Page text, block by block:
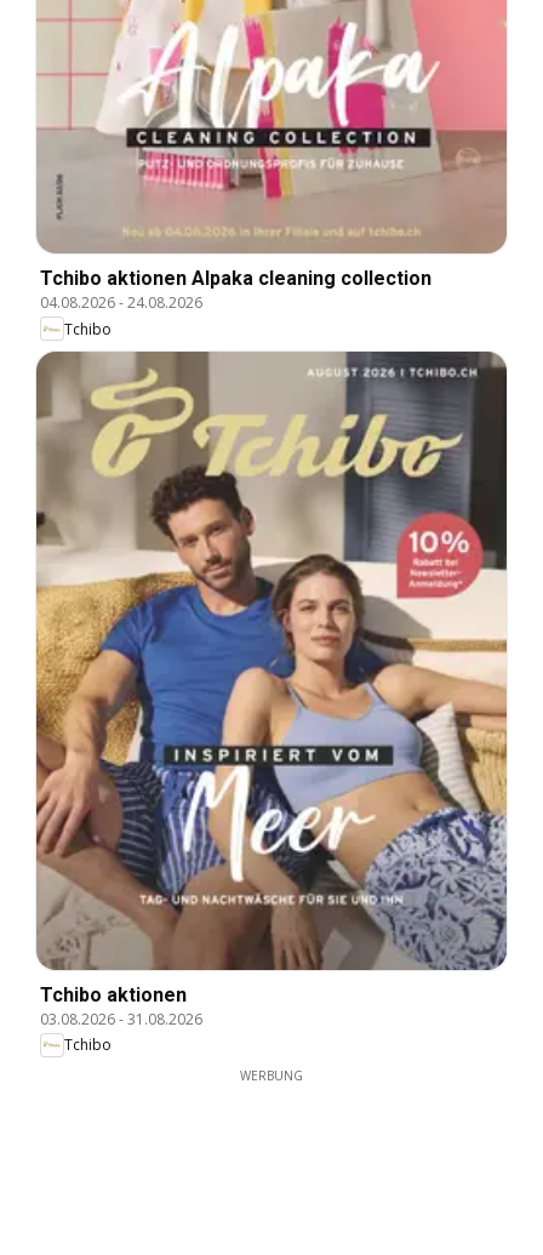
Tchibo aktionen Alpaka cleaning collection
04.08.2026-24.08.2026
Tchibo
Tchibo aktionen
03.08.2026-31.08.2026
Tchibo
WERBUNG